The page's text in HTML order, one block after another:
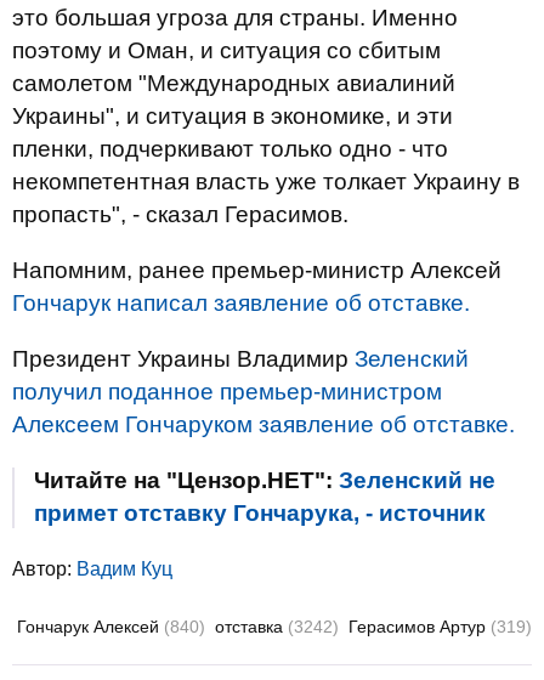
это большая угроза для страны. Именно
поэтому и Оман, и ситуация со сбитым
самолетом "Международных авиалиний
Украины", и ситуация в экономике, и эти
пленки, подчеркивают только одно - что
некомпетентная власть уже толкает Украину в
пропасть", - сказал Герасимов.
Напомним, ранее премьер-министр Алексей
Гончарук написал заявление об отставке.
Президент Украины Владимир Зеленский
получил поданное премьер-министром
Алексеем Гончаруком заявление об отставке.
Читайте на "Цензор.НЕТ": Зеленский не
примет отставку Гончарука, - источник
Автор: Вадим Куц
Гончарук Алексей (840) отставка (3242) Герасимов Артур (319)